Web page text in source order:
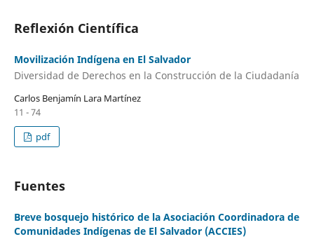
Reflexión Científica
Movilización Indígena en El Salvador
Diversidad de Derechos en la Construcción de la Ciudadanía
Carlos Benjamín Lara Martínez
11 - 74
pdf
Fuentes
Breve bosquejo histórico de la Asociación Coordinadora de
Comunidades Indígenas de El Salvador (ACCIES)